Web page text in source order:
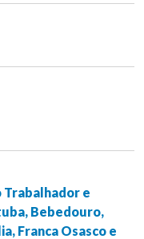
Trabalhador e
Bebedouro,
Franca Osasco e